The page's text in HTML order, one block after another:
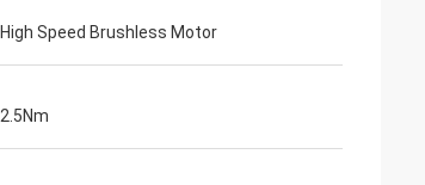
High Speed Brushless Motor
2.5Nm